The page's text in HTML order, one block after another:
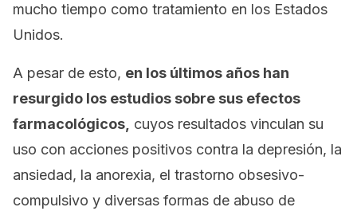
mucho tiempo como tratamiento en los Estados
Unidos.
A pesar de esto, en los últimos años han
resurgido los estudios sobre sus efectos
farmacológicos, cuyos resultados vinculan su
uso con acciones positivos contra la depresión, la
ansiedad, la anorexia, el trastorno obsesivo-
compulsivo y diversas formas de abuso de